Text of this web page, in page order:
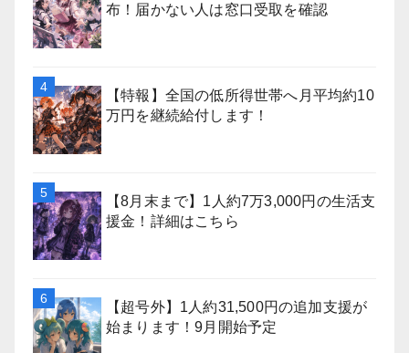
布！届かない人は窓口受取を確認
【特報】全国の低所得世帯へ月平均約10
万円を継続給付します！
【8月末まで】1人約7万3,000円の生活支
援金！詳細はこちら
【超号外】1人約31,500円の追加支援が
始まります！9月開始予定